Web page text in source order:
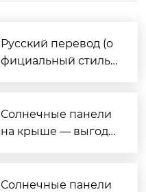
Русский перевод (о
фициальный стиль,
ошюры)
Солнечные панели
на крыше — выгода
Солнечные панели